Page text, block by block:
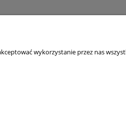
INFORMACJE
Polityka prywatności
O NAS
Kontakt
wykorzystanie przez nas